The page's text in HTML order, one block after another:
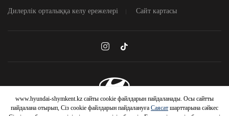
Дилерлік орталыққа келу ережелері Сайт картасы
© 2026 Hyundai Motor Company
www.hyundai-shymkent.kz сайты cookie файлдарын пайдаланады. Осы сайтты
пайдалана отырып, Сіз cookie файлдарын пайдалануға Саясат шарттарына сәйкес